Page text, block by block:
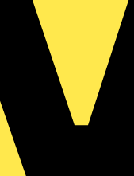
legen, um